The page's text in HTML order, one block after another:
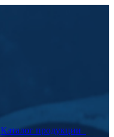
Каталог продукции